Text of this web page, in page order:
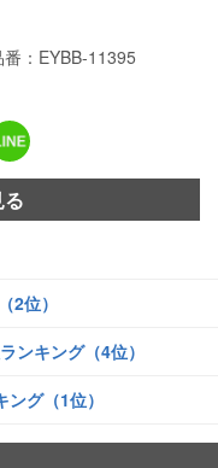
：EYBB-11395
2位）
ンキング（4位）
グ（1位）